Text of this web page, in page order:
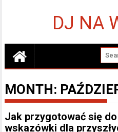
DJ NA
MONTH:
Jak przygotować się
wskazówki dla